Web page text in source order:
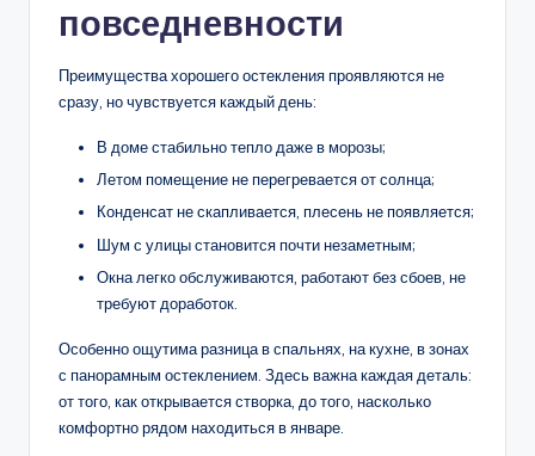
повседневности
Преимущества хорошего остекления проявляются не
сразу, но чувствуется каждый день:
В доме стабильно тепло даже в морозы;
Летом помещение не перегревается от солнца;
Конденсат не скапливается, плесень не появляется;
Шум с улицы становится почти незаметным;
Окна легко обслуживаются, работают без сбоев, не
требуют доработок.
Особенно ощутима разница в спальнях, на кухне, в зонах
с панорамным остеклением. Здесь важна каждая деталь:
от того, как открывается створка, до того, насколько
комфортно рядом находиться в январе.